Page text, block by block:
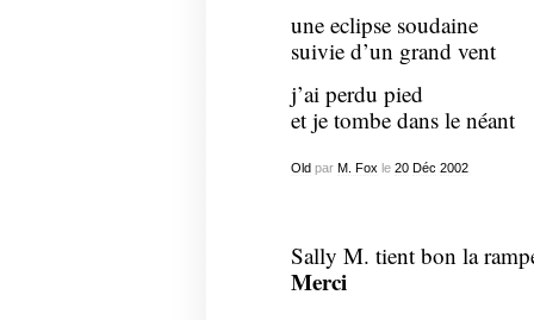
une eclipse soudaine
suivie d’un grand vent
j’ai perdu pied
et je tombe dans le néant
Oldpar M. Fox le 20 Déc 2002
Sally M. tient bon la
Merci